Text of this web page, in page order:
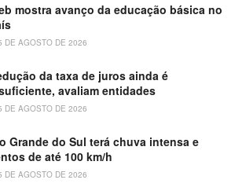
mostra avanço da educação básica no
DE AGOSTO DE 2026
da taxa de juros ainda é
avaliam entidades
DE AGOSTO DE 2026
Grande do Sul terá chuva intensa e
de até 100 km/h
DE AGOSTO DE 2026